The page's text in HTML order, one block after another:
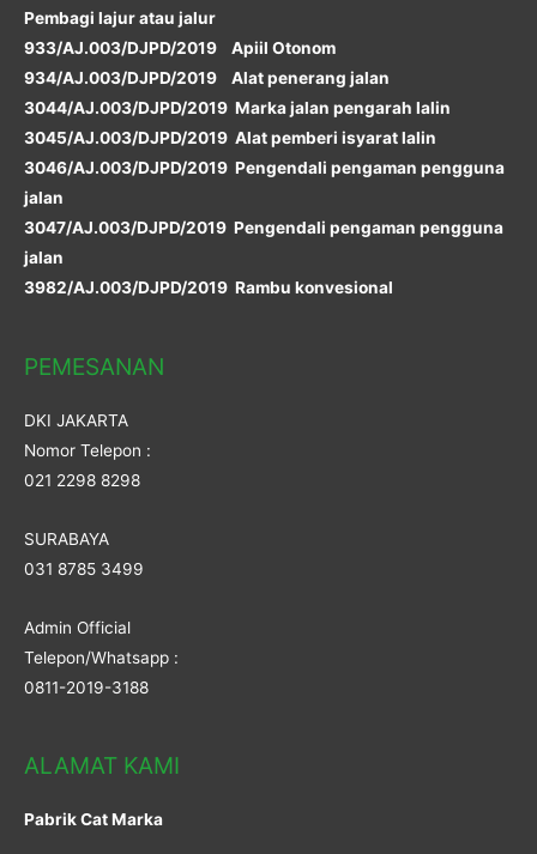
Pembagi lajur atau jalur
933/AJ.003/DJPD/2019 Apiil Otonom
934/AJ.003/DJPD/2019 Alat penerang jalan
3044/AJ.003/DJPD/2019 Marka jalan pengarah lalin
3045/AJ.003/DJPD/2019 Alat pemberi isyarat lalin
3046/AJ.003/DJPD/2019 Pengendali pengaman pengguna
jalan
3047/AJ.003/DJPD/2019 Pengendali pengaman pengguna
jalan
3982/AJ.003/DJPD/2019 Rambu konvesional
PEMESANAN
DKI JAKARTA
Nomor Telepon :
021 2298 8298
SURABAYA
031 8785 3499
Admin Official
Telepon/Whatsapp :
0811-2019-3188
ALAMAT KAMI
Pabrik Cat Marka